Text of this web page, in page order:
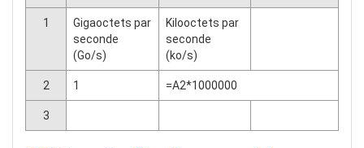
1
Gigaoctets par
seconde
(Go/s)
Kilooctets par
seconde
(ko/s)
2 1 =A2*1000000
3